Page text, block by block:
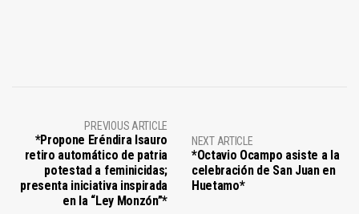
PREVIOUS ARTICLE
*Propone Eréndira Isauro
retiro automático de patria
potestad a feminicidas;
presenta iniciativa inspirada
en la “Ley Monzón”*
NEXT ARTICLE
*Octavio Ocampo asiste a la
celebración de San Juan en
Huetamo*